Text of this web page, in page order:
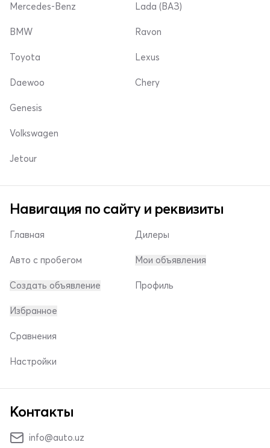
Mercedes-Benz Lada (ВАЗ)
BMW
Toyota
Daewoo
Ravon
Lexus
Chery
Genesis
Volkswagen
Jetour
Навигация по сайту и реквизиты
Главная
Авто с пробегом
Создать объявление
Дилеры
Мои объявления
Профиль
Избранное
Сравнения
Настройки
Контакты
info@auto.uz